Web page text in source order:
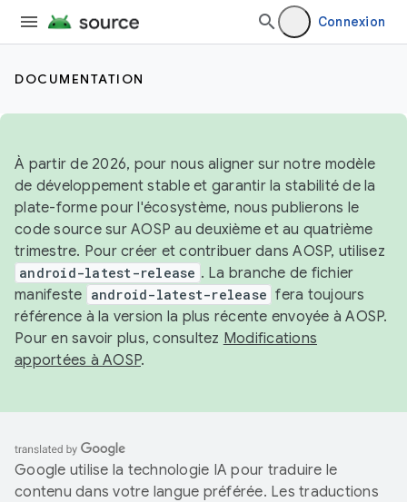
Connexion
DOCUMENTATION
À partir de 2026, pour nous aligner sur notre modèle
de développement stable et garantir la stabilité de la
plate-forme pour l'écosystème, nous publierons le
code source sur AOSP au deuxième et au quatrième
trimestre. Pour créer et contribuer dans AOSP, utilisez
android-latest-release . La branche de fichier
manifeste android-latest-release fera toujours
référence à la version la plus récente envoyée à AOSP.
Pour en savoir plus, consultez Modifications
apportées à AOSP.
Google utilise la technologie IA pour traduire le
contenu dans votre langue préférée. Les traductions